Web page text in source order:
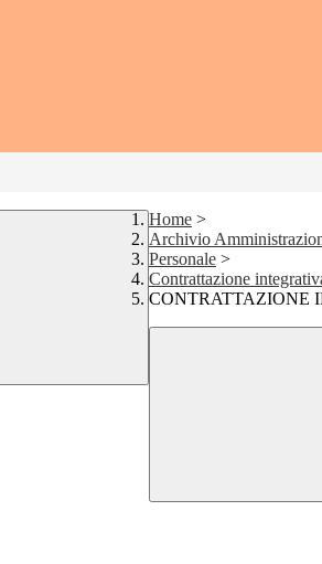
Home >
Archivio
Personale >
Contrattazione
CONTRATTAZIONE